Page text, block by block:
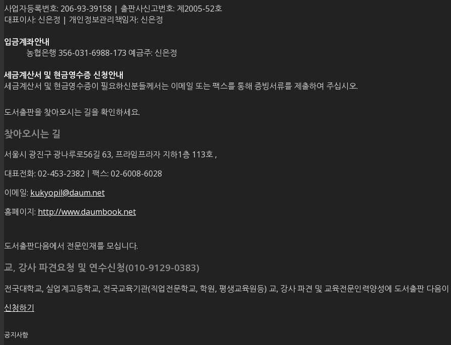
사업자등록번호: 206-93-39158 | 출판사신고번호: 제2005-52호
대표이사: 신은정 | 개인정보관리책임자: 신은정
입금계좌안내
농협은행 356-031-6988-173 예금주: 신은정
세금계산서 및 현금영수증 신청안내
세금계산서 및 현금영수증이 필요하신분들께서는 이메일 또는 팩스를 통해 증빙서류를 제출하여 주십시오.
도서출판을 찾아오시는 길을 확인하세요.
찾아오시는 길
서울시 광진구 광나루로56길 63, 프라임프라자 지하1층 113호 ,
대표전화: 02-453-2382ㅣ팩스: 02-6008-6028
이메일: kukyopil@daum.net
홈페이지: http://www.daumbook.net
도서출판다음에서 전문인재를 모십니다.
교, 강사 파견요청 및 연수신청(010-9129-0383)
전국대학교, 실업계고등학교, 전국교육기관(직업전문학교, 학원, 평생교육원등) 교, 강사 파견 및 교육전문인력양성에 도서출판 다음
신청하기
공지사항